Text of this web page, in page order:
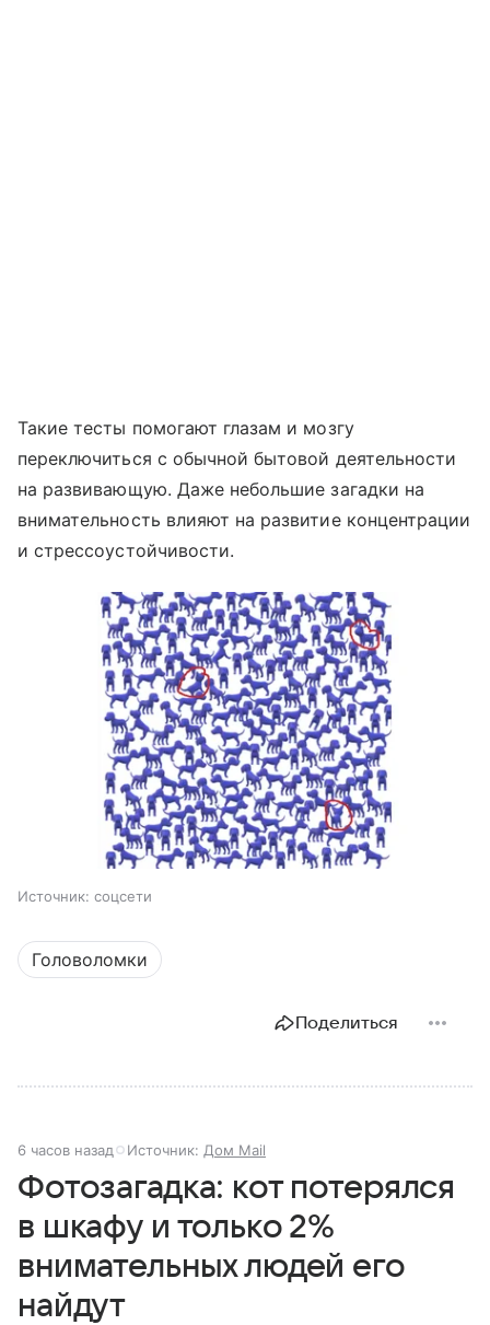
Такие тесты помогают глазам и мозгу
переключиться с обычной бытовой деятельности
на развивающую. Даже небольшие загадки на
внимательность влияют на развитие концентрации
и стрессоустойчивости.
Источник: соцсети
Головоломки
Поделиться
6 часов назад Источник: Дом Mail
Фотозагадка: кот потерялся
в шкафу и только 2%
внимательных людей его
найдут